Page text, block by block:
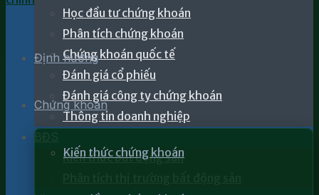
Định hướng
Chứng khoán
Kiến thức chứng khoán
Học đầu tư chứng khoán
Phân tích chứng khoán
Chứng khoán quốc tế
Đánh giá cổ phiếu
Đánh giá công ty chứng khoán
Thông tin doanh nghiệp
BĐS
Kiến thức bất động sản